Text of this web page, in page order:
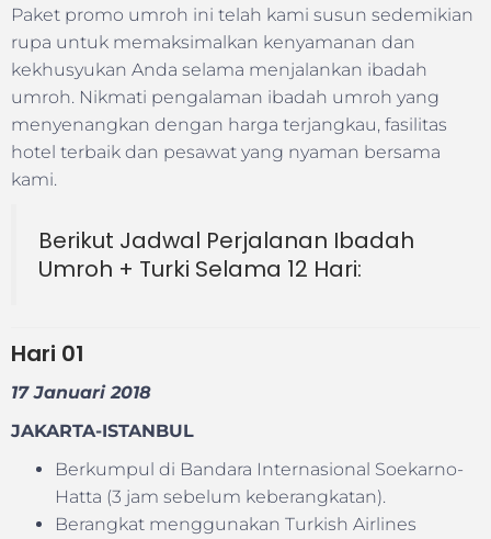
Paket promo umroh ini telah kami susun sedemikian
rupa untuk memaksimalkan kenyamanan dan
kekhusyukan Anda selama menjalankan ibadah
umroh. Nikmati pengalaman ibadah umroh yang
menyenangkan dengan harga terjangkau, fasilitas
hotel terbaik dan pesawat yang nyaman bersama
kami.
Berikut Jadwal Perjalanan Ibadah
Umroh + Turki Selama 12 Hari:
Hari 01
17 Januari 2018
JAKARTA-ISTANBUL
Berkumpul di Bandara Internasional Soekarno-
Hatta (3 jam sebelum keberangkatan).
Berangkat menggunakan Turkish Airlines